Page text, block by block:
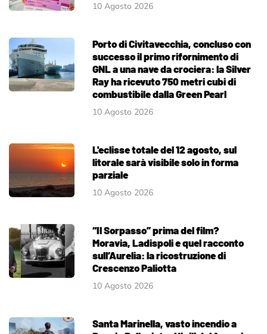
10 Agosto 2026
Porto di Civitavecchia, concluso con
successo il primo rifornimento di
GNL a una nave da crociera: la Silver
Ray ha ricevuto 750 metri cubi di
combustibile dalla Green Pearl
10 Agosto 2026
L'eclisse totale del 12 agosto, sul
litorale sarà visibile solo in forma
parziale
10 Agosto 2026
“Il Sorpasso” prima del film?
Moravia, Ladispoli e quel racconto
sull’Aurelia: la ricostruzione di
Crescenzo Paliotta
10 Agosto 2026
Santa Marinella, vasto incendio a